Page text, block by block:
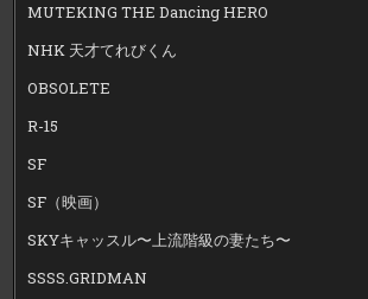
MUTEKING THE Dancing HERO
NHK 天才てれびくん
OBSOLETE
R-15
SF
SF（映画）
SKYキャッスル〜上流階級の妻たち〜
SSSS.GRIDMAN